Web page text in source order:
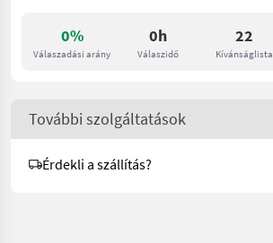
0%
Válaszadási arány
0h
Válaszidő
22
Kívánságlista
További szolgáltatások
Érdekli a szállítás?